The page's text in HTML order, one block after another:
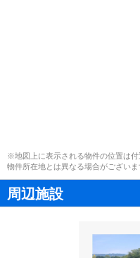
※地図上に表示される物件の位置は
物件所在地とは異なる場合がございま
周辺施設